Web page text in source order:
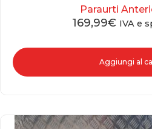
Paraurti
169,99€ IVA e
Aggiungi al